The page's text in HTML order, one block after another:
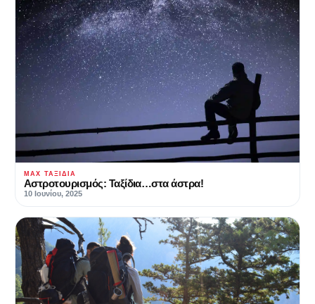
MAX ΤΑΞΊΔΙΑ
Αστροτουρισμός: Ταξίδια…στα άστρα!
10 Ιουνίου, 2025